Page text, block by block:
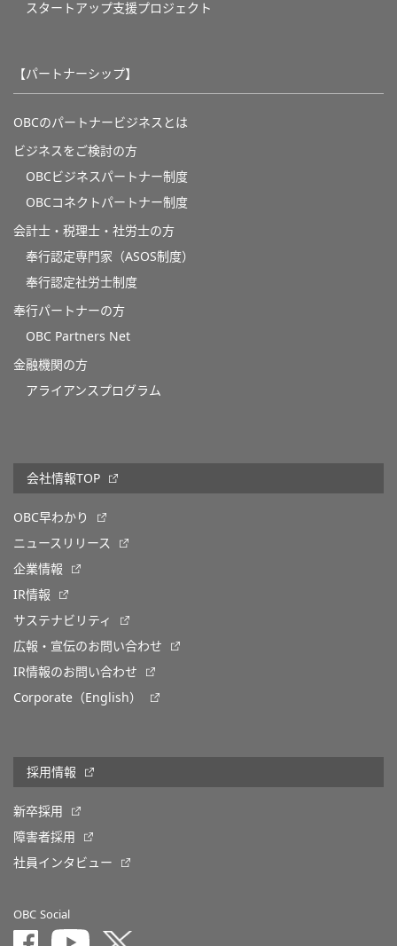
スタートアップ支援プロジェクト
【パートナーシップ】
OBCのパートナービジネスとは
ビジネスをご検討の方
OBCビジネスパートナー制度
OBCコネクトパートナー制度
会計士・税理士・社労士の方
奉行認定専門家（ASOS制度）
奉行認定社労士制度
奉行パートナーの方
OBC Partners Net
金融機関の方
アライアンスプログラム
会社情報TOP
OBC早わかり
ニュースリリース
企業情報
IR情報
サステナビリティ
広報・宣伝のお問い合わせ
IR情報のお問い合わせ
Corporate（English）
採用情報
新卒採用
障害者採用
社員インタビュー
OBC Social